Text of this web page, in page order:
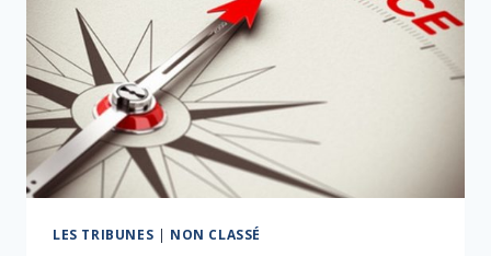
LES TRIBUNES | NON CLASSÉ